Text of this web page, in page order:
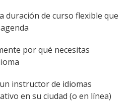
duración de curso flexible que
por qué necesitas
instructor de idiomas
en su ciudad (o en línea)